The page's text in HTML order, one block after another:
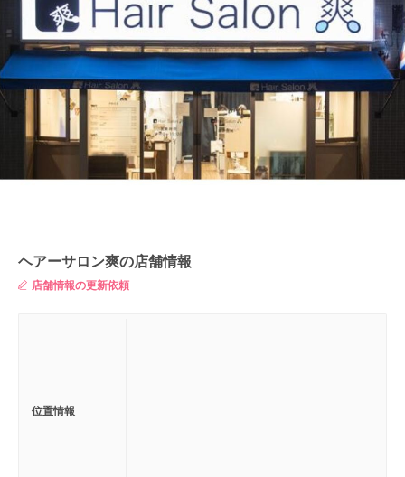
ヘアーサロン爽の店舗情報
店舗情報の更新依頼
位置情報